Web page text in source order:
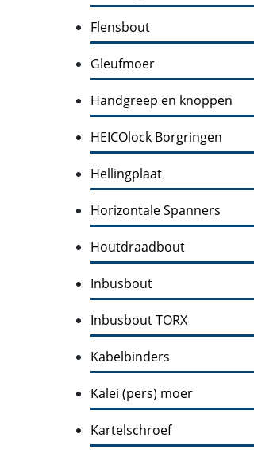
Flensbout
Gleufmoer
Handgreep en knoppen
HEICOlock Borgringen
Hellingplaat
Horizontale Spanners
Houtdraadbout
Inbusbout
Inbusbout TORX
Kabelbinders
Kalei (pers) moer
Kartelschroef